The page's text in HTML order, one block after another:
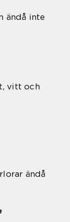
ändå inte
vitt och
ändå